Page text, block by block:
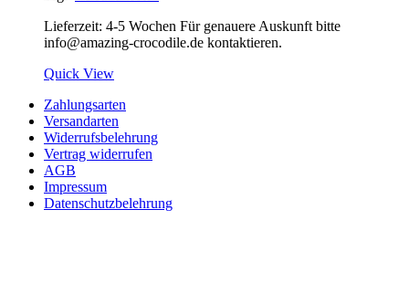
Lieferzeit: 4-5 Wochen Für genauere Auskunft bitte
info@amazing-crocodile.de kontaktieren.
Quick View
Zahlungsarten
Versandarten
Widerrufsbelehrung
Vertrag widerrufen
AGB
Impressum
Datenschutzbelehrung